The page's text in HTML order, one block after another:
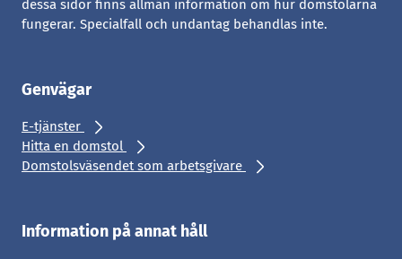
dessa sidor finns allmän information om hur domstolarna
fungerar. Specialfall och undantag behandlas inte.
Genvägar
E-tjänster
Hitta en domstol
Domstolsväsendet som arbetsgivare
Information på annat håll